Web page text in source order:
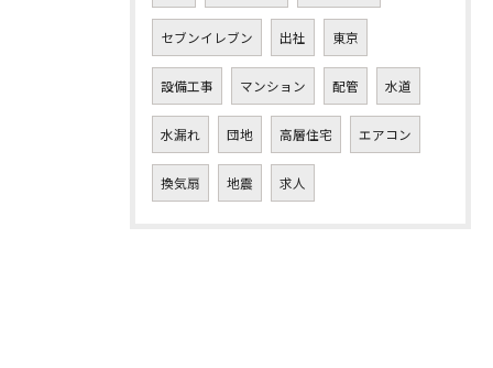
セブンイレブン 出社 東京
設備工事 マンション 配管 水道
水漏れ 団地 高層住宅 エアコン
換気扇 地震 求人